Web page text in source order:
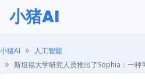
小猪AI
小猪AI
人工智能
斯坦福大学研究人员推出了Sophia：一